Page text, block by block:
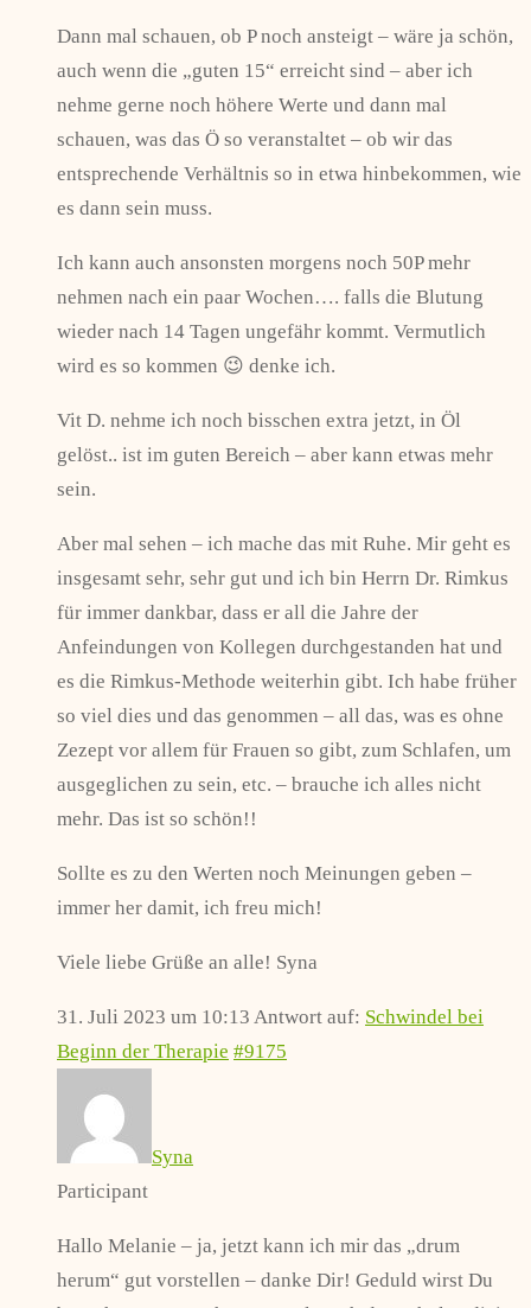
Dann mal schauen, ob P noch ansteigt – wäre ja schön,
auch wenn die „guten 15“ erreicht sind – aber ich
nehme gerne noch höhere Werte und dann mal
schauen, was das Ö so veranstaltet – ob wir das
entsprechende Verhältnis so in etwa hinbekommen, wie
es dann sein muss.
Ich kann auch ansonsten morgens noch 50P mehr
nehmen nach ein paar Wochen…. falls die Blutung
wieder nach 14 Tagen ungefähr kommt. Vermutlich
wird es so kommen 😉 denke ich.
Vit D. nehme ich noch bisschen extra jetzt, in Öl
gelöst.. ist im guten Bereich – aber kann etwas mehr
sein.
Aber mal sehen – ich mache das mit Ruhe. Mir geht es
insgesamt sehr, sehr gut und ich bin Herrn Dr. Rimkus
für immer dankbar, dass er all die Jahre der
Anfeindungen von Kollegen durchgestanden hat und
es die Rimkus-Methode weiterhin gibt. Ich habe früher
so viel dies und das genommen – all das, was es ohne
Zezept vor allem für Frauen so gibt, zum Schlafen, um
ausgeglichen zu sein, etc. – brauche ich alles nicht
mehr. Das ist so schön!!
Sollte es zu den Werten noch Meinungen geben –
immer her damit, ich freu mich!
Viele liebe Grüße an alle! Syna
31. Juli 2023 um 10:13 Antwort auf: Schwindel bei
Beginn der Therapie #9175
Syna
Participant
Hallo Melanie – ja, jetzt kann ich mir das „drum
herum“ gut vorstellen – danke Dir! Geduld wirst Du